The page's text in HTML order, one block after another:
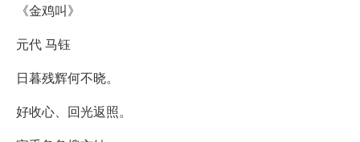
《金鸡叫》
元代 马钰
日暮残辉何不晓。
好收心、回光返照。